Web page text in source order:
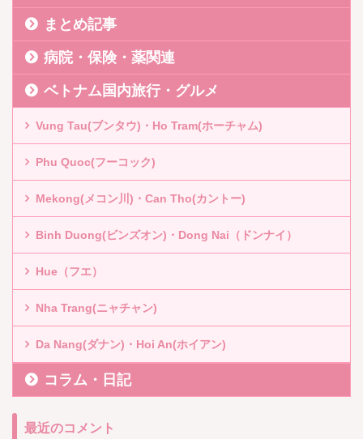
まとめ記事
病院・保険・薬関連
ベトナム国内旅行・グルメ
Vung Tau(ブンタウ)・Ho Tram(ホーチャム)
Phu Quoc(フーコック)
Mekong(メコン川)・Can Tho(カントー)
Binh Duong(ビンズオン)・Dong Nai（ドンナイ）
Hue（フエ）
Nha Trang(ニャチャン)
Da Nang(ダナン)・Hoi An(ホイアン)
コラム・日記
最近のコメント